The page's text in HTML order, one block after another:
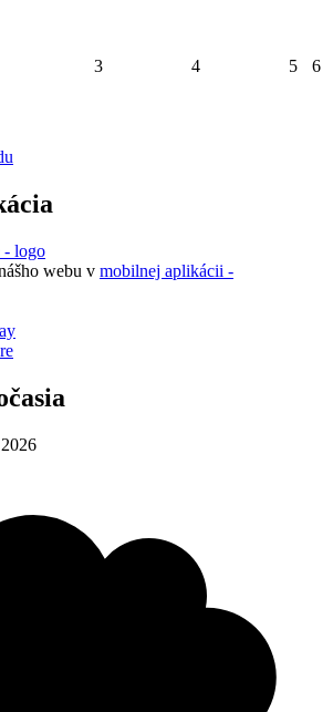
3 4 5 6
webu v mobilnej aplikácii -